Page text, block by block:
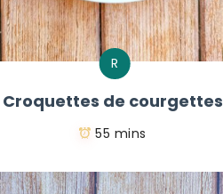
R
Croquettes de courgettes
55 mins